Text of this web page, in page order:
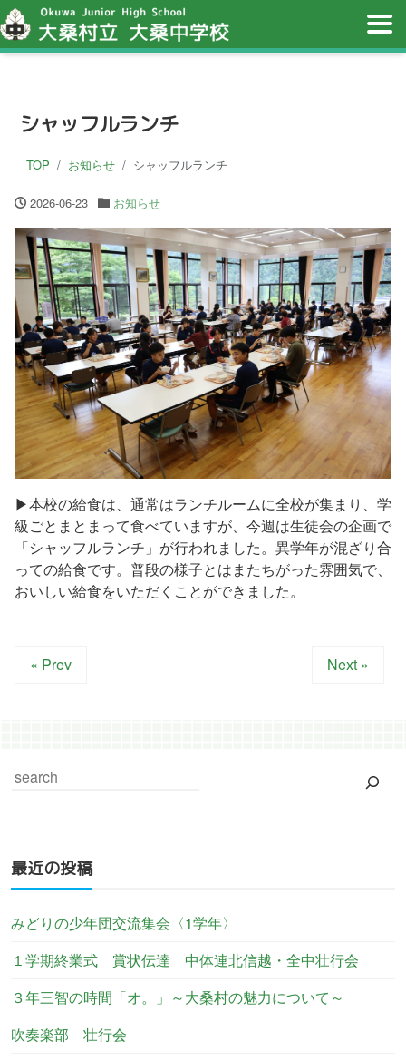
シャッフルランチ
TOP お知らせ シャッフルランチ
2026-06-23 お知らせ
▶本校の給食は、通常はランチルームに全校が集まり、学
級ごとまとまって食べていますが、今週は生徒会の企画で
「シャッフルランチ」が行われました。異学年が混ざり合
っての給食です。普段の様子とはまたちがった雰囲気で、
おいしい給食をいただくことができました。
« Prev Next »
最近の投稿
みどりの少年団交流集会〈1学年〉
１学期終業式 賞状伝達 中体連北信越・全中壮行会
３年三智の時間「オ。」～大桑村の魅力について～
吹奏楽部 壮行会